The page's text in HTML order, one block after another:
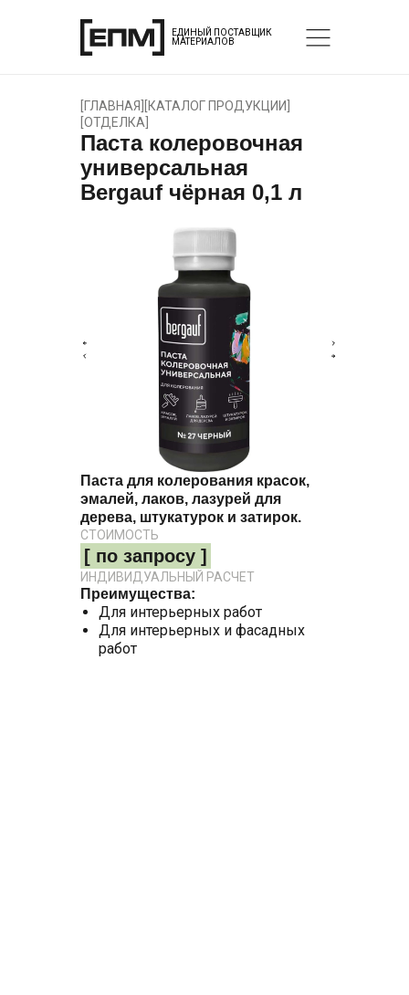
ЕДИНЫЙ ПОСТАВЩИК
МАТЕРИАЛОВ
ГЛАВНАЯ КАТАЛОГ ПРОДУКЦИИ
ОТДЕЛКА
Паста колеровочная
универсальная
Bergauf чёрная 0,1 л
Паста для колерования красок,
эмалей, лаков, лазурей для
дерева, штукатурок и затирок.
СТОИМОСТЬ
[ по запросу ]
ИНДИВИДУАЛЬНЫЙ РАСЧЕТ
Преимущества:
Для интерьерных работ
Для интерьерных и фасадных
работ